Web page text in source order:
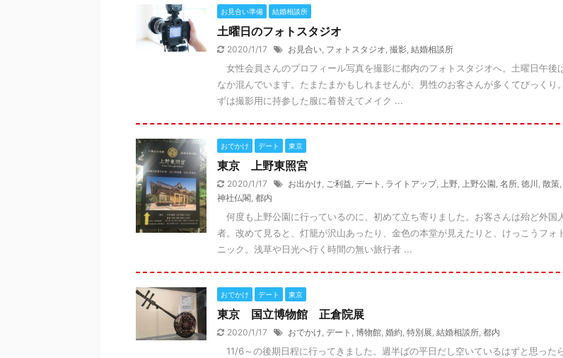
お見合い準備 結婚相談所
土曜日のフォトスタジオ
2020/1/17 お見合い, フォトスタジオ, 撮影, 結婚相談所
女性会員さんのプロフィール写真を撮影に都内のフォトスタジオへ。土曜日午後
なか混んでいます。たまたまかもしれませんが、男性のお客さんが多くてびっく
ずは撮影用に持参した服に着替えてメイク ...
おでかけ デート 東京
東京 上野東照宮
2020/1/17 お出かけ, ご利益, デート , ライトアップ, 上野, 上野公園, 名所, 徳川 , 散策,
神社仏閣, 都内
何度も上野公園に行っているのに、初めて立ち寄りました。お客さんは殆ど外国
者。改めて見ると、灯籠が沢山あったり、金色の本堂が見えたりと、けっこうフォ
ニック。浅草や日光へ行く時間の無い旅行者 ...
おでかけ デート 東京
東京 国立博物館 正倉院展
2020/1/17 おでかけ, デート , 博物館, 婚約, 特別展, 結婚相談所, 都内
11/6～の後期日程に行ってきました。週半ばの平日だし空いているはずと思った